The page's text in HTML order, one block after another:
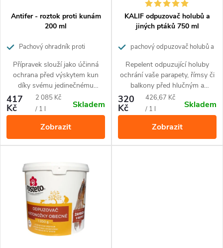
p
o
d
u
k
t
p
r
o
d
u
k
Antifer - roztok proti kunám
200 ml
Pachový ohradník proti
Přípravek slouží jako účinná
ochrana před výskytem kun
díky svému jedinečnému
složení.
417
Kč
Měrná
cena:
2 085 Kč
/ 1 l
Skladem
Zobrazit
KALIF odpuzovač holubů a
jiných ptáků 750 ml
pachový odpuzovač holubů a
Repelent odpuzující holuby
ochrání vaše parapety, římsy či
balkony před hlučným a
otravným chováním ptactva.
Hlavními účinnými složkami
přípravku KALIF odpuzovač
holubů a dalších ptáků jsou
rostlinné extrakty. Díky
neškodnému složení ho můžete
320
Kč
Měrná
cena:
426,67 Kč
/ 1 l
Skladem
Zobrazit